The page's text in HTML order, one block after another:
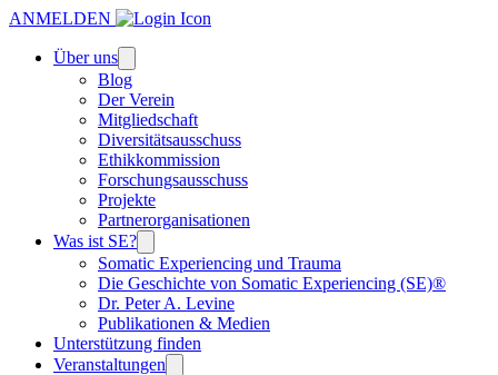
ANMELDEN
Über uns
Blog
Der Verein
Mitgliedschaft
Diversitätsausschuss
Ethikkommission
Forschungsausschuss
Projekte
Partnerorganisationen
Was ist SE?
Somatic Experiencing und Trauma
Die Geschichte von Somatic Experiencing (SE)®
Dr. Peter A. Levine
Publikationen & Medien
Unterstützung finden
Veranstaltungen